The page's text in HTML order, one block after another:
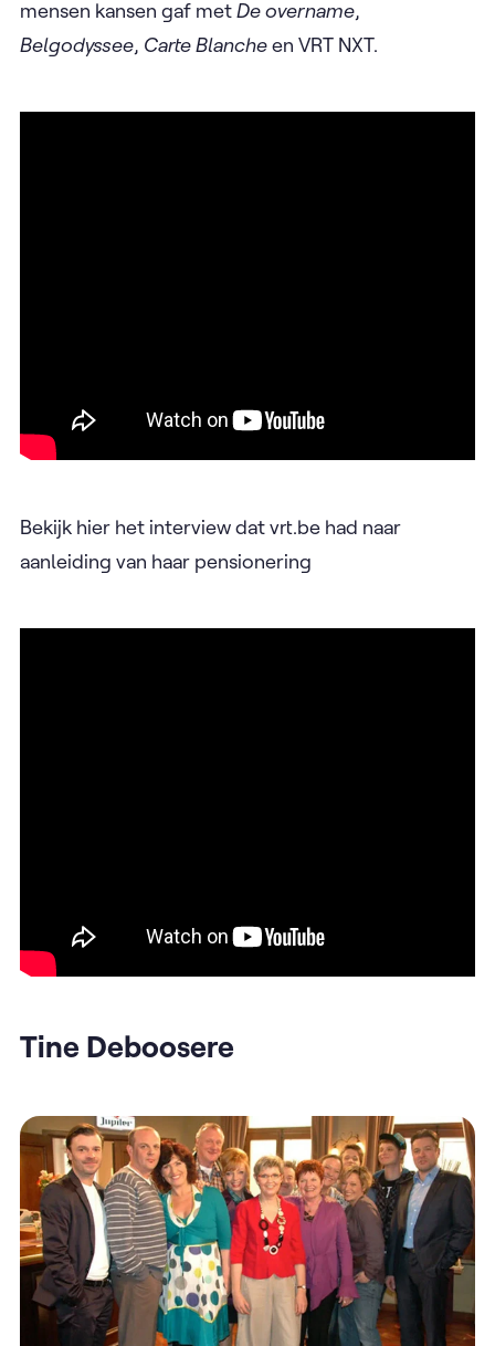
mensen kansen gaf metDe overname,
Belgodyssee, Carte Blancheen VRT NXT.
Bekijk hier het interview dat vrt.be had naar
aanleiding van haar pensionering
Tine Deboosere